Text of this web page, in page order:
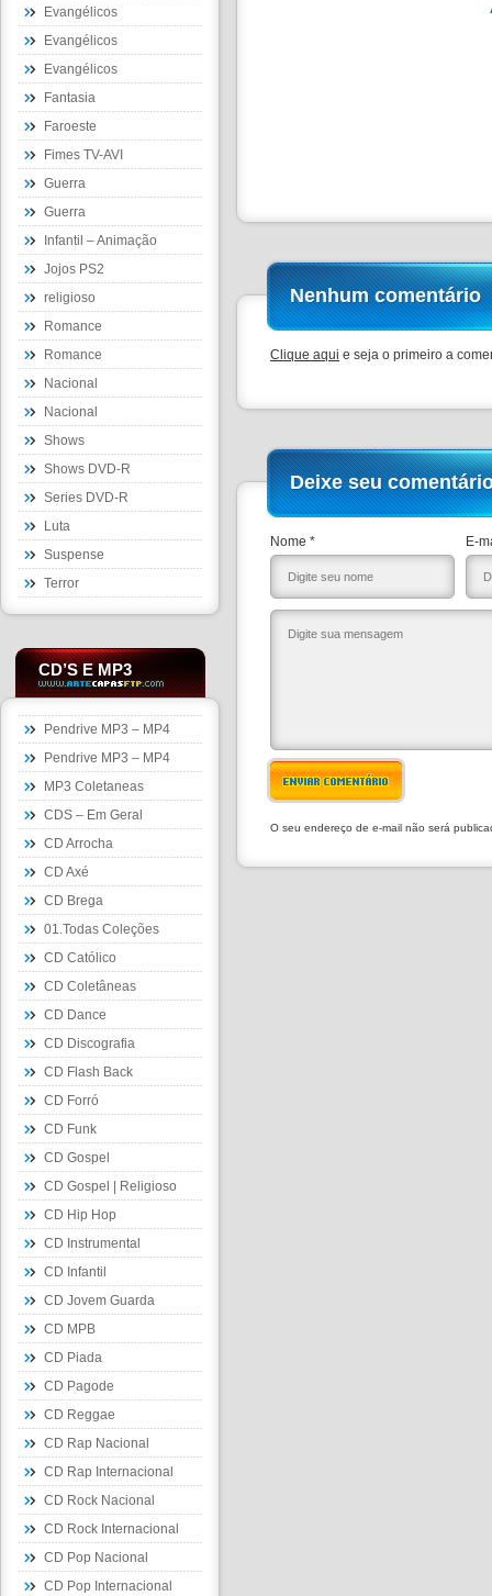
Evangélicos
Evangélicos
Evangélicos
Fantasia
Faroeste
Fimes TV-AVI
Guerra
Guerra
Infantil – Animação
Jojos PS2
religioso
Romance
Romance
Nacional
Nacional
Shows
Shows DVD-R
Series DVD-R
Luta
Suspense
Terror
CD’S E MP3
Pendrive MP3 – MP4
Pendrive MP3 – MP4
MP3 Coletaneas
CDS – Em Geral
CD Arrocha
CD Axé
CD Brega
01.Todas Coleções
CD Católico
CD Coletâneas
CD Dance
CD Discografia
CD Flash Back
CD Forró
CD Funk
CD Gospel
CD Gospel | Religioso
CD Hip Hop
CD Instrumental
CD Infantil
CD Jovem Guarda
CD MPB
CD Piada
CD Pagode
CD Reggae
CD Rap Nacional
CD Rap Internacional
CD Rock Nacional
CD Rock Internacional
CD Pop Nacional
CD Pop Internacional
Nenhum comentário
Clique aqui e seja o primeiro a
Deixe seu
Nome * E-
ENVIAR COMENTÁRIO
O seu endereço de e-mail não será